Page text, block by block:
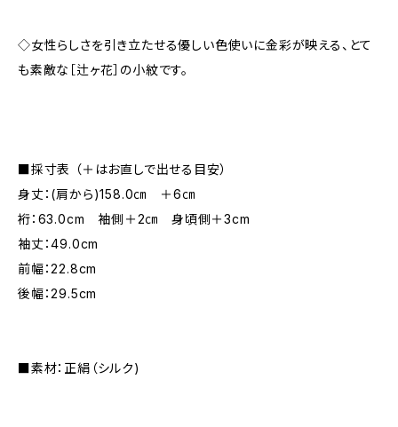
◇女性らしさを引き立たせる優しい色使いに金彩が映える、とて
も素敵な［辻ヶ花］の小紋です。
■採寸表 （＋はお直しで出せる目安）
身丈：(肩から)158.0㎝ ＋6㎝
裄：63.0cm 袖側＋2㎝ 身頃側＋3cm
袖丈：49.0cm
前幅：22.8cm
後幅：29.5cm
■素材：正絹（シルク)